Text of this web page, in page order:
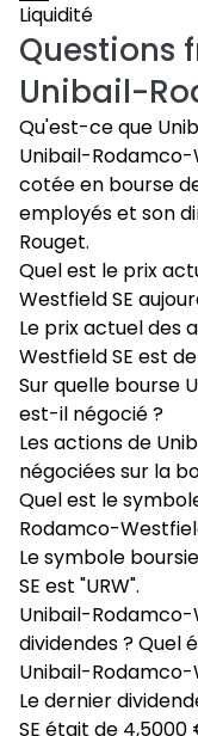
Liquidité
Questions
Unibail-
Qu'est-ce que
Unibail-Rodamco-
cotée en bourse
employés et son
Rouget.
Quel est le prix
Westfield SE
Le prix actuel des
Westfield SE est
Sur quelle bourse
est-il négocié ?
Les actions de
négociées sur la
Quel est le
Rodamco-
Le symbole
SE est "URW".
Unibail-
dividendes ? Quel
Unibail-Rodamco-
Le dernier
SE était de 4,5000